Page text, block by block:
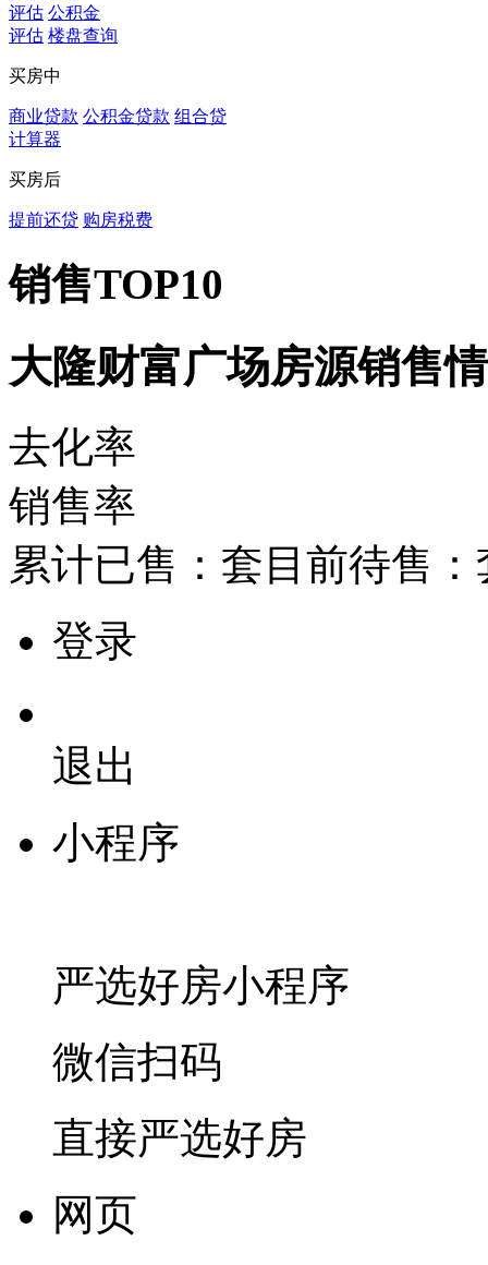
评估 公积金
评估 楼盘查询
买房中
商业贷款 公积金贷款 组合贷
计算器
买房后
提前还贷 购房税费
销售TOP10
大隆财富广场房源销售
去化率
销售率
累计已售： 套 目前待售：
登录
退出
小程序
严选好房小程序
微信扫码
直接严选好房
网页